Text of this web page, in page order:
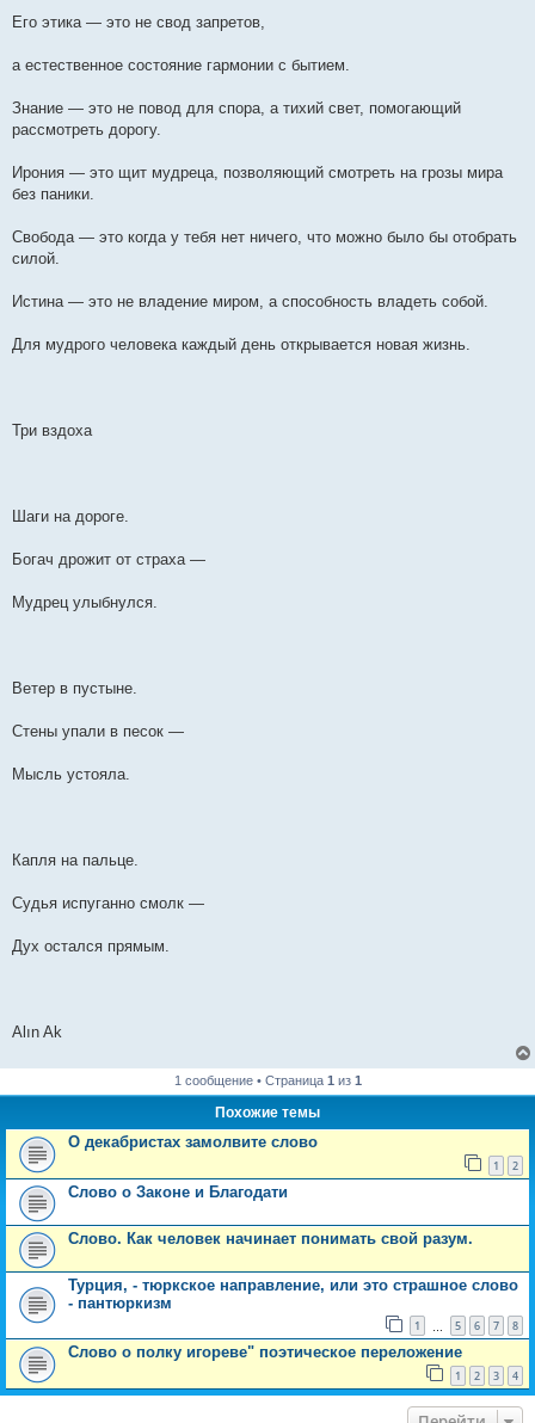
Его этика — это не свод запретов,
а естественное состояние гармонии с бытием.
Знание — это не повод для спора, а тихий свет, помогающий
рассмотреть дорогу.
Ирония — это щит мудреца, позволяющий смотреть на грозы мира
без паники.
Свобода — это когда у тебя нет ничего, что можно было бы отобрать
силой.
Истина — это не владение миром, а способность владеть собой.
Для мудрого человека каждый день открывается новая жизнь.
Три вздоха
Шаги на дороге.
Богач дрожит от страха —
Мудрец улыбнулся.
Ветер в пустыне.
Стены упали в песок —
Мысль устояла.
Капля на пальце.
Судья испуганно смолк —
Дух остался прямым.
Alın Ak
1 сообщение • Страница 1 из 1
Похожие темы
О декабристах замолвите слово
1 2
Слово о Законе и Благодати
Слово. Как человек начинает понимать свой разум.
Турция, - тюркское направление, или это страшное слово
- пантюркизм
1 5 6 7 8
Слово о полку игореве" поэтическое переложение
1 2 3 4